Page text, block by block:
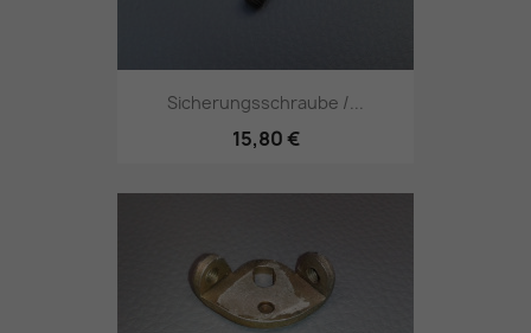
Sicherungsschraube /...
15,80 €